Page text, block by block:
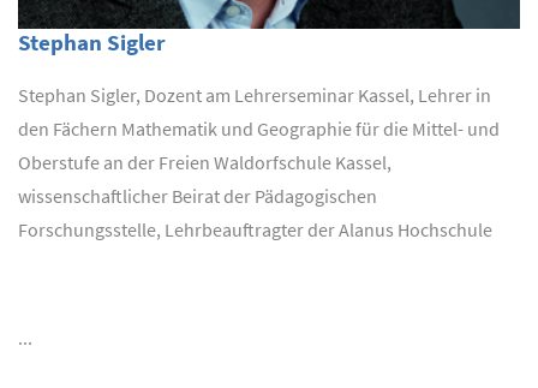
Stephan Sigler
Stephan Sigler, Dozent am Lehrerseminar Kassel, Lehrer in
den Fächern Mathematik und Geographie für die Mittel- und
Oberstufe an der Freien Waldorfschule Kassel,
wissenschaftlicher Beirat der Pädagogischen
Forschungsstelle, Lehrbeauftragter der Alanus Hochschule
...